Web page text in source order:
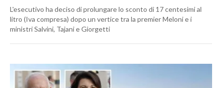
L'esecutivo ha deciso di prolungare lo sconto di 17 centesimi al
litro (Iva compresa) dopo un vertice tra la premier Meloni e i
ministri Salvini, Tajani e Giorgetti